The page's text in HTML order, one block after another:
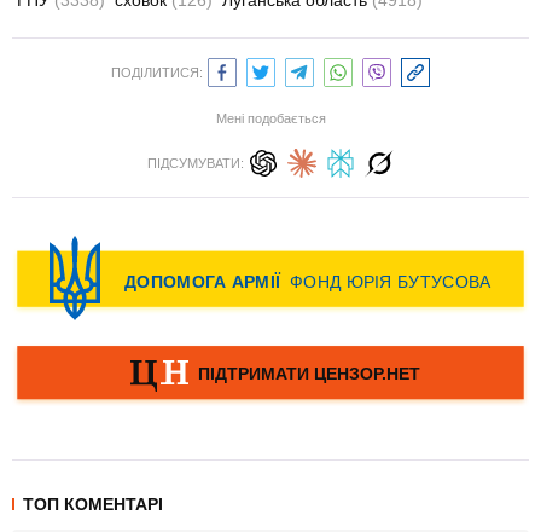
ПОДІЛИТИСЯ:
Мені подобається
ПІДСУМУВАТИ:
ТОП КОМЕНТАРІ